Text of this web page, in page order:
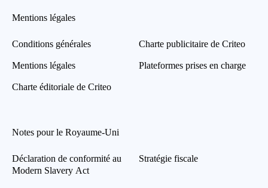
Mentions légales
Conditions générales
Mentions légales
Charte éditoriale de Criteo
Charte publicitaire de Criteo
Plateformes prises en charge
Notes pour le Royaume-Uni
Déclaration de conformité au
Modern Slavery Act
Stratégie fiscale